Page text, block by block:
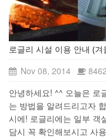
로글리 시설 이용 안내 (겨
Nov 08, 2014
8462
안녕하세요! ^^ 오늘은 로
는 방법을 알려드리고자
시에! 로글리에는 일부 객
담시 꼭 확인해보시고 사